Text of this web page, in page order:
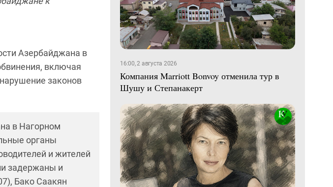
Азербайджана в
включая
законов
в Нагорном
органы
и жителей
задержаны и
Бако Саакян
16:00, 2 августа 2026
Компания Marriott Bonvoy отменила тур в
Шушу и Степанакерт